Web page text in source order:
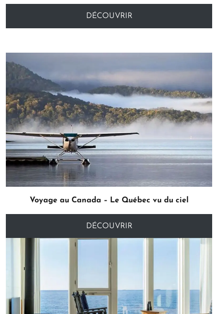
DÉCOUVRIR
Voyage au Canada – Le Québec vu du ciel
DÉCOUVRIR